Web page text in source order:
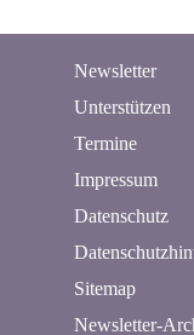
Newsletter
Unterstützen
Termine
Impressum
Datenschutz
Sitemap
Newsletter-